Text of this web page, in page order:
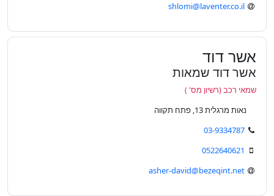
shlomi@laventer.co.il
אשר דוד
אשר דוד שמאות
שמאי רכב (רשיון מס' )
נאות מרגלית 13, פתח תקווה
03-9334787
0522640621
asher-david@bezeqint.net